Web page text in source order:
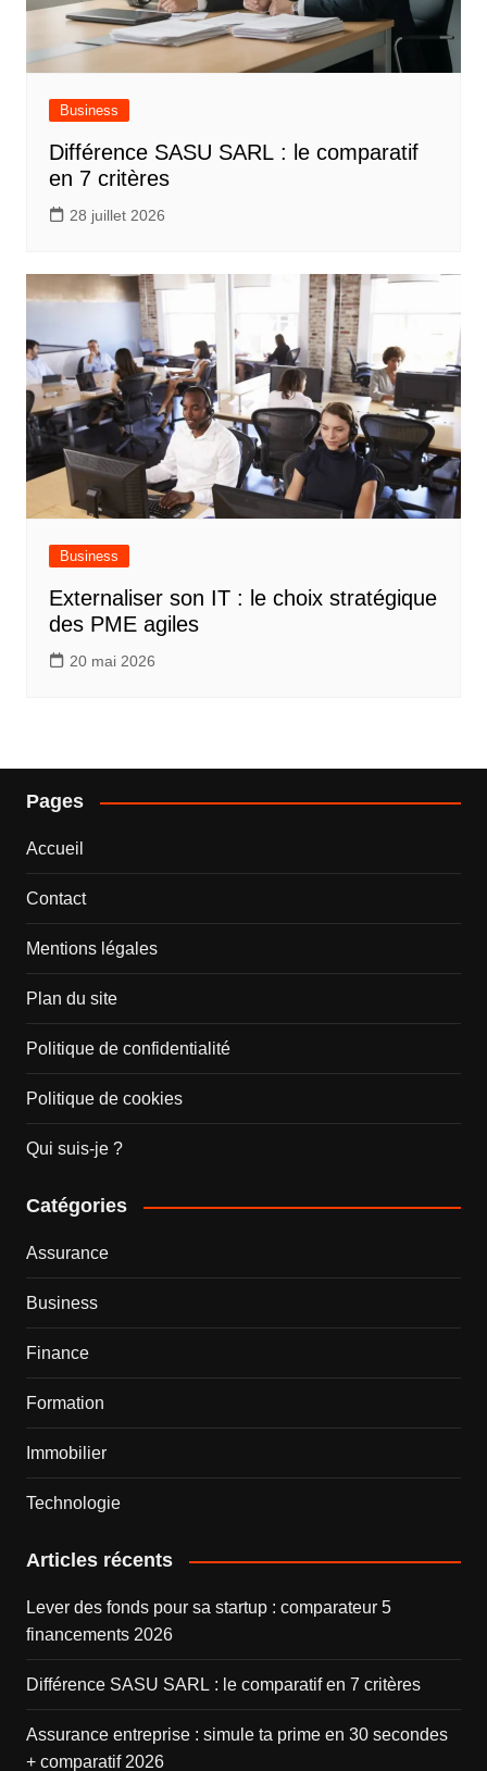
Business
Différence SASU SARL : le comparatif
en 7 critères
28 juillet 2026
Business
Externaliser son IT : le choix stratégique
des PME agiles
20 mai 2026
Pages
Accueil
Contact
Mentions légales
Plan du site
Politique de confidentialité
Politique de cookies
Qui suis-je ?
Catégories
Assurance
Business
Finance
Formation
Immobilier
Technologie
Articles récents
Lever des fonds pour sa startup : comparateur 5
financements 2026
Différence SASU SARL : le comparatif en 7 critères
Assurance entreprise : simule ta prime en 30 secondes
+ comparatif 2026